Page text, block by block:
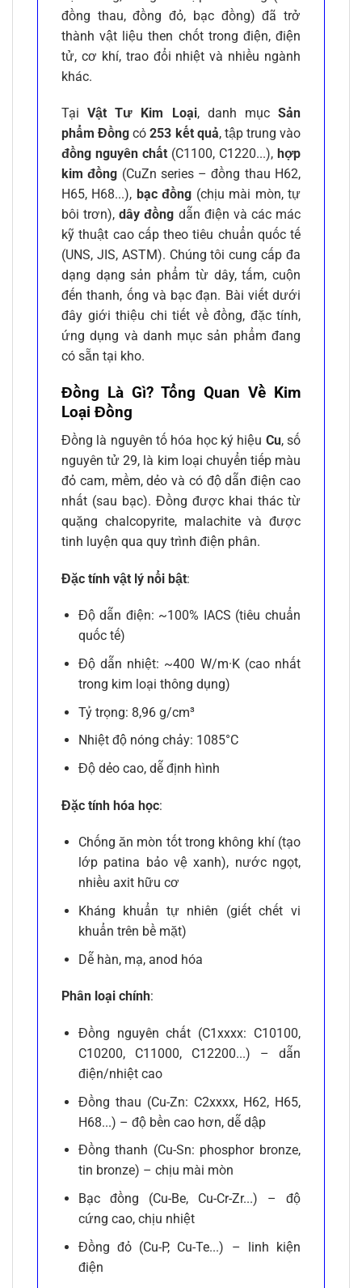
đồng thau, đồng đỏ, bạc đồng) đã trở
thành vật liệu then chốt trong điện, điện
tử, cơ khí, trao đổi nhiệt và nhiều ngành
khác.
TạiVật Tư Kim Loại, danh mụcSản
phẩm Đồng có253 kết quả, tập trung vào
đồng nguyên chất (C1100, C1220...), hợp
kim đồng (CuZn series – đồng thau H62,
H65, H68...), bạc đồng (chịu mài mòn, tự
bôi trơn),dây đồng dẫn điện và các mác
kỹ thuật cao cấp theo tiêu chuẩn quốc tế
(UNS, JIS, ASTM). Chúng tôi cung cấp đa
dạng dạng sản phẩm từ dây, tấm, cuộn
đến thanh, ống và bạc đạn. Bài viết dưới
đây giới thiệu chi tiết về đồng, đặc tính,
ứng dụng và danh mục sản phẩm đang
có sẵn tại kho.
Đồng Là Gì? Tổng Quan Về Kim
Loại Đồng
Đồng là nguyên tố hóa học ký hiệu Cu, số
nguyên tử 29, là kim loại chuyển tiếp màu
đỏ cam, mềm, dẻo và có độ dẫn điện cao
nhất (sau bạc). Đồng được khai thác từ
quặng chalcopyrite, malachite và được
tinh luyện qua quy trình điện phân.
Đặc tính vật lý nổi bật:
Độ dẫn điện: ~100% IACS (tiêu chuẩn
quốc tế)
Độ dẫn nhiệt: ~400 W/m·K (cao nhất
trong kim loại thông dụng)
Tỷ trọng: 8,96 g/cm³
Nhiệt độ nóng chảy: 1085°C
Độ dẻo cao, dễ định hình
Đặc tính hóa học:
Chống ăn mòn tốt trong không khí (tạo
lớp patina bảo vệ xanh), nước ngọt,
nhiều axit hữu cơ
Kháng khuẩn tự nhiên (giết chết vi
khuẩn trên bề mặt)
Dễ hàn, mạ, anod hóa
Phân loại chính:
Đồng nguyên chất (C1xxxx: C10100,
C10200, C11000, C12200...) – dẫn
điện/nhiệt cao
Đồng thau (Cu-Zn: C2xxxx, H62, H65,
H68...) – độ bền cao hơn, dễ dập
Đồng thanh (Cu-Sn: phosphor bronze,
tin bronze) – chịu mài mòn
Bạc đồng (Cu-Be, Cu-Cr-Zr...) – độ
cứng cao, chịu nhiệt
Đồng đỏ (Cu-P, Cu-Te...) – linh kiện
điện